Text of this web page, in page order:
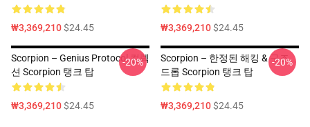
₩3,369,210$24.45 ₩3,369,210$24.45
Scorpion – Genius Protocol 컬렉
션 Scorpion 탱크 탑
₩3,369,210$24.45
-20%
Scorpion – 한정된 해킹 & 구조
드롭 Scorpion 탱크 탑
₩3,369,210$24.45
-20%